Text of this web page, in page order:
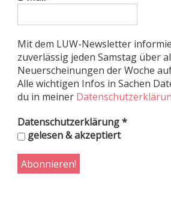
Mit dem LUW-Newsletter
zuverlässig jeden Samstag über
Neuerscheinungen der Woche
Alle wichtigen Infos in Sachen
du in meiner
Datenschutzerklärung*
gelesen & akzeptiert